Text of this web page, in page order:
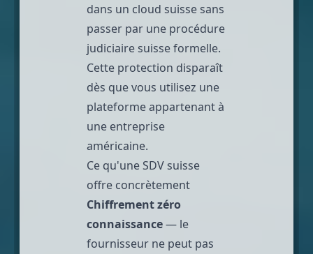
dans un cloud suisse sans
passer par une procédure
judiciaire suisse formelle.
Cette protection disparaît
dès que vous utilisez une
plateforme appartenant à
une entreprise
américaine.
Ce qu'une SDV suisse
offre concrètement
Chiffrement zéro
connaissance— le
fournisseur ne peut pas